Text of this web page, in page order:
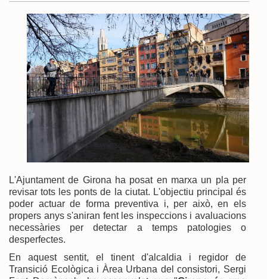
L'Ajuntament de Girona ha posat en marxa un pla per
revisar tots les ponts de la ciutat. L'objectiu principal és
poder actuar de forma preventiva i, per això, en els
propers anys s'aniran fent les inspeccions i avaluacions
necessàries per detectar a temps patologies o
desperfectes.
En aquest sentit, el tinent d'alcaldia i regidor de
Transició Ecològica i Àrea Urbana del consistori, Sergi